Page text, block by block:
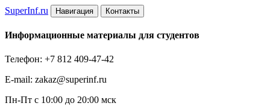
SuperInf.ru Навигация Контакты
Информационные материалы для студентов
Телефон: +7 812 409-47-42
E-mail: zakaz@superinf.ru
Пн-Пт с 10:00 до 20:00 мск